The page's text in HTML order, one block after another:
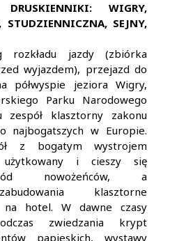
WIGRY,
STUDZIENNICZNA, SEJNY,
rozkładu jazdy (zbiórka
wyjazdem), przejazd do
półwyspie jeziora Wigry,
Parku Narodowego
klasztorny zakonu
najbogatszych w Europie.
z bogatym wystrojem
i cieszy się
nowożeńców, a
klasztorne
na hotel. W dawne czasy
zwiedzania krypt
papieskich, wystawy